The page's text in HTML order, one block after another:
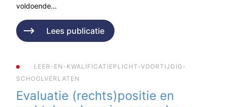
voldoende…
Lees publicatie
LEER-EN-KWALIFICATIEPLICHT-VOORTIJDIG-
SCHOOLVERLATEN
Evaluatie (rechts)positie en